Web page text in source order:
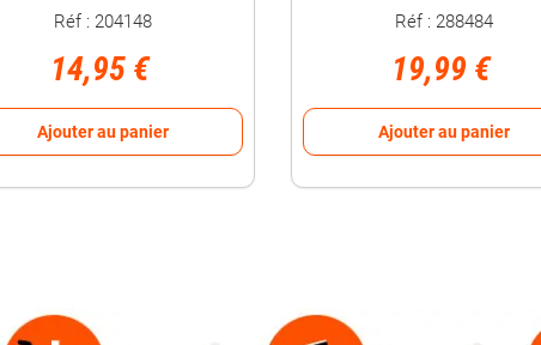
Réf : 204148
14,95 €
Ajouter au panier
Réf : 288484
19,99 €
Ajouter au panier